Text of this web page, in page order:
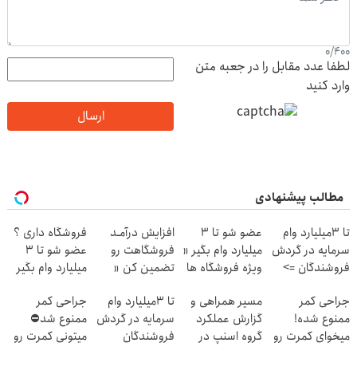
0/400
لطفا عدد مقابل را در جعبه متن
وارد کنید
ارسال
مطالب پیشنهادی
تا 3میلیارد وام
سرمایه در گردش
فروشندگان =>
ثبت کن
عضو شو تا 3
میلیارد وام بگیر «
ویژه فروشگاه ها
افزایش درآمـد
فروشگاهت رو
تضمین کن «
ثبت کن »
فروشگاه داری ؟
عضو شو تا 3
میلیارد وام بگیر
جراحی کمر
ممنوع شده!
میخوای کمرت رو
مسیر همراهی و
گزارش عملکرد
گروه اسنپ در
تا 3میلیارد وام
سرمایه در گردش
فروشندگان
جراحی کمر
ممنوع شد⛔
میتونی کمرت رو